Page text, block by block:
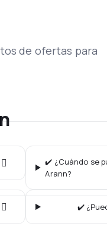
de ofertas para
✔️ ¿Cuándo se
Arann?
✔️